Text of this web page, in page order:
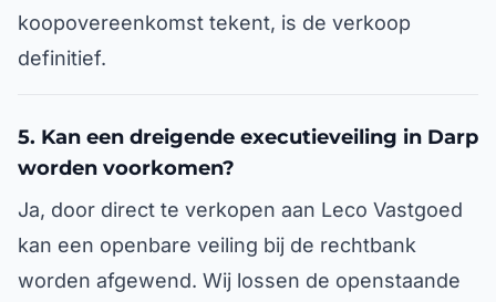
koopovereenkomst tekent, is de verkoop
definitief.
5. Kan een dreigende executieveiling in Darp
worden voorkomen?
Ja, door direct te verkopen aan Leco Vastgoed
kan een openbare veiling bij de rechtbank
worden afgewend. Wij lossen de openstaande